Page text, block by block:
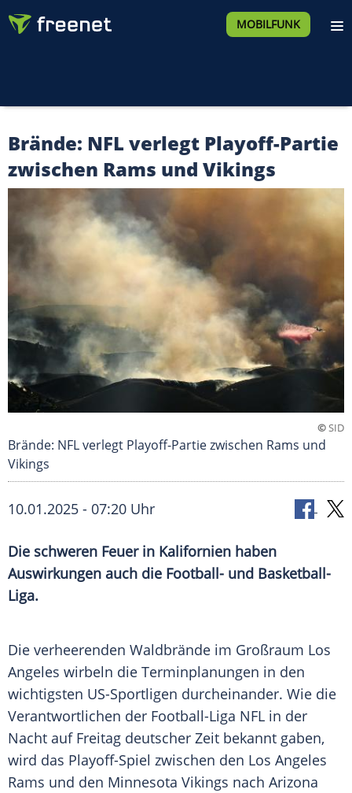
MOBILFUNK
Brände: NFL verlegt Playoff-Partie
zwischen Rams und Vikings
©SID
Brände: NFL verlegt Playoff-Partie zwischen Rams und
Vikings
10.01.2025 - 07:20 Uhr
Die schweren Feuer in Kalifornien haben
Auswirkungen auch die Football- und Basketball-
Liga.
Die verheerenden Waldbrände im Großraum Los
Angeles wirbeln die Terminplanungen in den
wichtigsten US-Sportligen durcheinander. Wie die
Verantwortlichen der Football-Liga NFL in der
Nacht auf Freitag deutscher Zeit bekannt gaben,
wird das Playoff-Spiel zwischen den Los Angeles
Rams und den Minnesota Vikings nach Arizona